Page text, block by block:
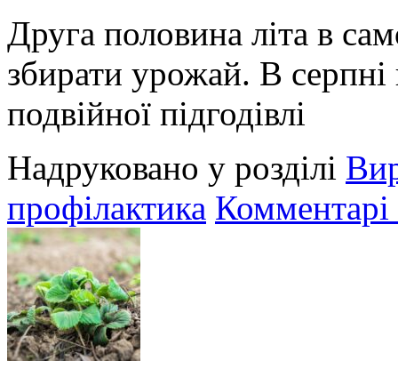
Друга половина літа в
збирати урожай. В серпні
подвійної підгодівлі
Надруковано у розділі
профілактика Комментарі